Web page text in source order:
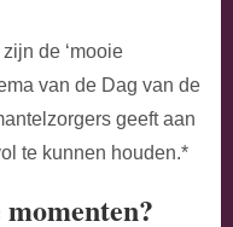
de ‘mooie
van de Dag van de
geeft aan
te kunnen houden.*